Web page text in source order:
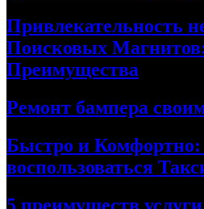
Привлекательность
Поисковых
Преимущества
Ремонт бампера
Быстро и
воспользоваться